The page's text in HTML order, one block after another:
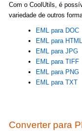
Com o CoolUtils, é
variedade de outros
EML para DOC
EML para HTML
EML para JPG
EML para TIFF
EML para PNG
EML para TXT
Converter para